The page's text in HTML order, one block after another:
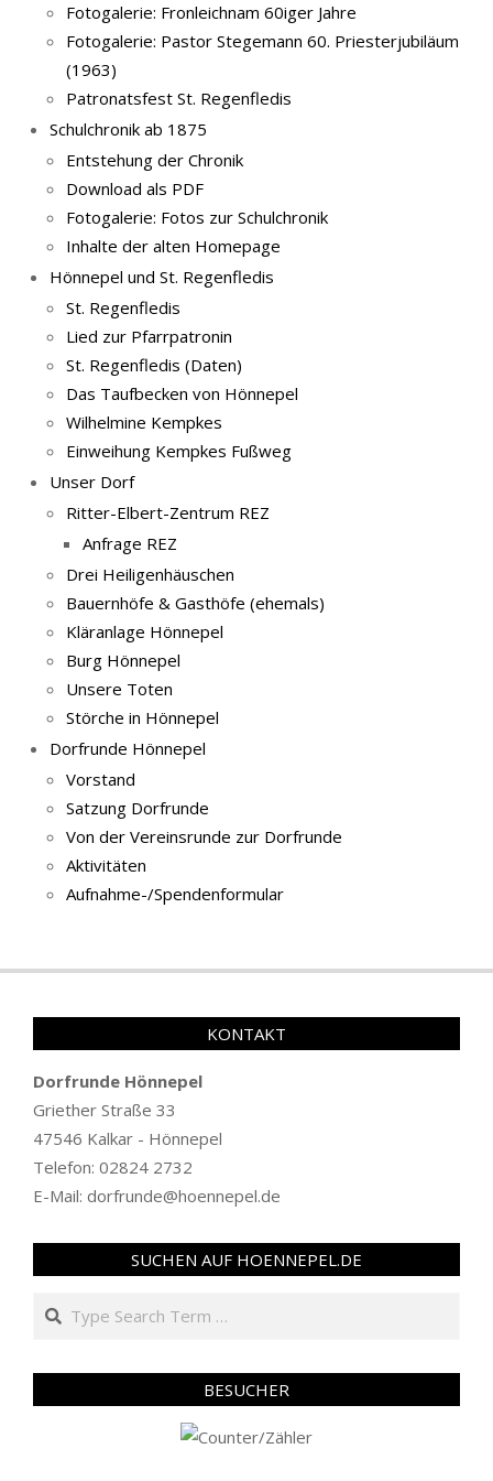
Fotogalerie: Fronleichnam 60iger Jahre
Fotogalerie: Pastor Stegemann 60. Priesterjubiläum
(1963)
Patronatsfest St. Regenfledis
Schulchronik ab 1875
Entstehung der Chronik
Download als PDF
Fotogalerie: Fotos zur Schulchronik
Inhalte der alten Homepage
Hönnepel und St. Regenfledis
St. Regenfledis
Lied zur Pfarrpatronin
St. Regenfledis (Daten)
Das Taufbecken von Hönnepel
Wilhelmine Kempkes
Einweihung Kempkes Fußweg
Unser Dorf
Ritter-Elbert-Zentrum REZ
Anfrage REZ
Drei Heiligenhäuschen
Bauernhöfe & Gasthöfe (ehemals)
Kläranlage Hönnepel
Burg Hönnepel
Unsere Toten
Störche in Hönnepel
Dorfrunde Hönnepel
Vorstand
Satzung Dorfrunde
Von der Vereinsrunde zur Dorfrunde
Aktivitäten
Aufnahme-/Spendenformular
KONTAKT
Dorfrunde Hönnepel
Griether Straße 33
47546 Kalkar - Hönnepel
Telefon: 02824 2732
E-Mail: dorfrunde@hoennepel.de
SUCHEN AUF HOENNEPEL.DE
Search
BESUCHER